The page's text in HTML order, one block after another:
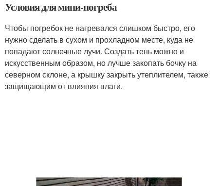
Условия для мини-погреба
Чтобы погребок не нагревался слишком быстро, его
нужно сделать в сухом и прохладном месте, куда не
попадают солнечные лучи. Создать тень можно и
искусственным образом, но лучше закопать бочку на
северном склоне, а крышку закрыть утеплителем, также
защищающим от влияния влаги.